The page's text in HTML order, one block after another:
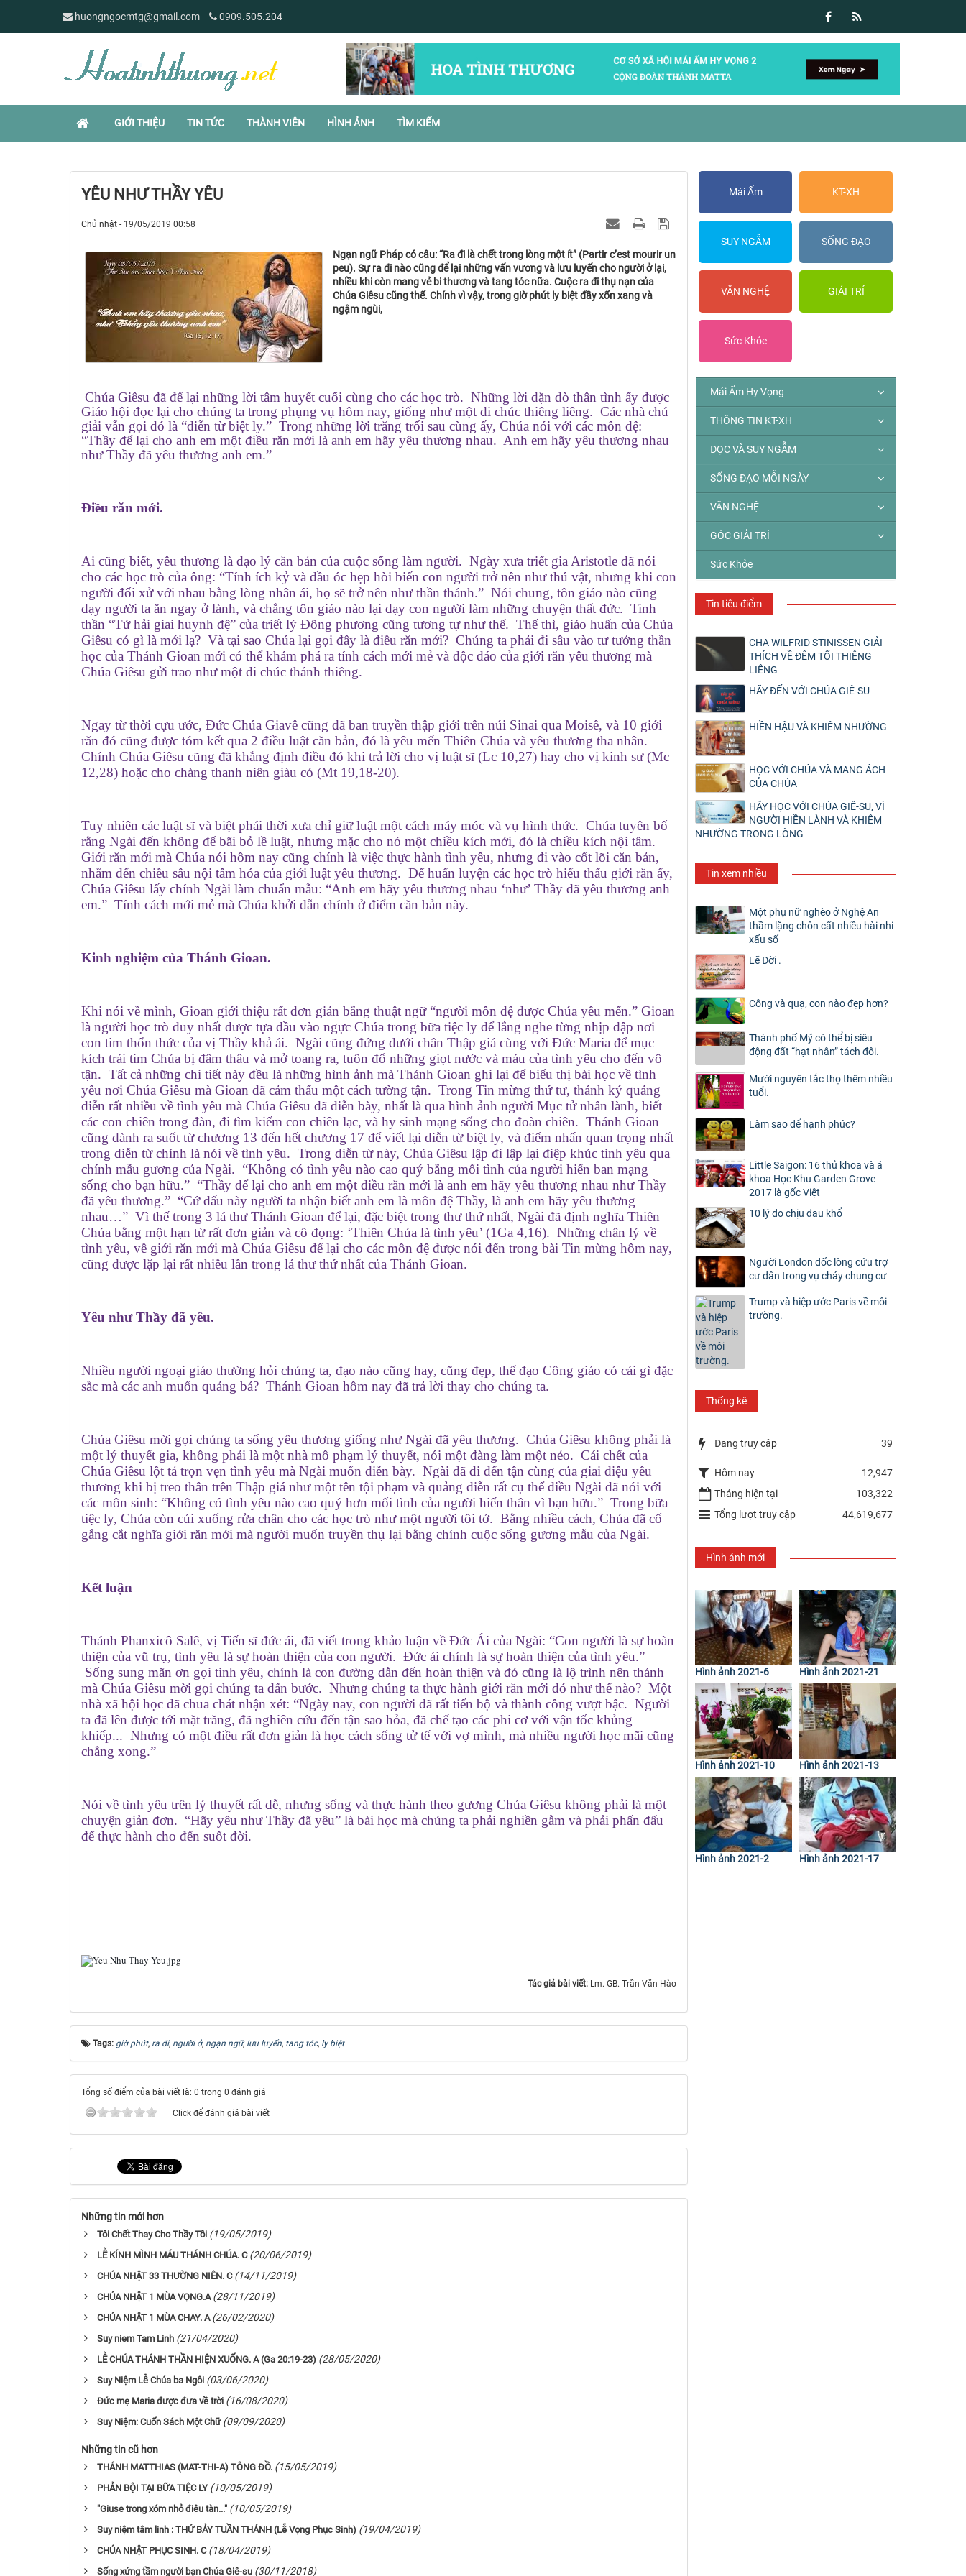
huongngocmtg@gmail.com 0909.505.204
GIỚI THIỆU TIN TỨC THÀNH VIÊN HÌNH ẢNH TÌM KIẾM
YÊU NHƯ THẦY YÊU
Chủ nhật - 19/05/2019 00:58
Ngạn ngữ Pháp có câu: “Ra đi là chết trong lòng một ít” (Partir c’est mourir un
peu). Sự ra đi nào cũng để lại những vấn vương và lưu luyến cho người ở lại,
nhiều khi còn mang vẻ bi thương và tang tóc nữa. Cuộc ra đi thụ nạn của
Chúa Giêsu cũng thế. Chính vì vậy, trong giờ phút ly biệt đầy xốn xang và
ngậm ngùi,
Chúa Giêsu đã để lại những lời tâm huyết cuối cùng cho các học trò. Những lời dặn dò thân tình ấy được
Giáo hội đọc lại cho chúng ta trong phụng vụ hôm nay, giống như một di chúc thiêng liêng. Các nhà chú
giải vẫn gọi đó là “diễn từ biệt ly.” Trong những lời trăng trối sau cùng ấy, Chúa nói với các môn đệ:
“Thầy để lại cho anh em một điều răn mới là anh em hãy yêu thương nhau. Anh em hãy yêu thương nhau
như Thầy đã yêu thương anh em.”
Điều răn mới.
Ai cũng biết, yêu thương là đạo lý căn bản của cuộc sống làm người. Ngày xưa triết gia Aristotle đã nói
cho các học trò của ông: “Tính ích kỷ và đầu óc hẹp hòi biến con người trở nên như thú vật, nhưng khi con
người đối xử với nhau bằng lòng nhân ái, họ sẽ trở nên như thần thánh.” Nói chung, tôn giáo nào cũng
dạy người ta ăn ngay ở lành, và chẳng tôn giáo nào lại dạy con người làm những chuyện thất đức. Tinh
thần “Tứ hải giai huynh đệ” của triết lý Đông phương cũng tương tự như thế. Thế thì, giáo huấn của Chúa
Giêsu có gì là mới lạ? Và tại sao Chúa lại gọi đây là điều răn mới? Chúng ta phải đi sâu vào tư tưởng thần
học của Thánh Gioan mới có thể khám phá ra tính cách mới mẻ và độc đáo của giới răn yêu thương mà
Chúa Giêsu gửi trao như một di chúc thánh thiêng.
Ngay từ thời cựu ước, Đức Chúa Giavê cũng đã ban truyền thập giới trên núi Sinai qua Moisê, và 10 giới
răn đó cũng được tóm kết qua 2 điều luật căn bản, đó là yêu mến Thiên Chúa và yêu thương tha nhân.
Chính Chúa Giêsu cũng đã khẳng định điều đó khi trả lời cho vị luật sĩ (Lc 10,27) hay cho vị kinh sư (Mc
12,28) hoặc cho chàng thanh niên giàu có (Mt 19,18-20).
Tuy nhiên các luật sĩ và biệt phái thời xưa chỉ giữ luật một cách máy móc và vụ hình thức. Chúa tuyên bố
rằng Ngài đến không để bãi bỏ lề luật, nhưng mặc cho nó một chiều kích mới, đó là chiều kích nội tâm.
Giới răn mới mà Chúa nói hôm nay cũng chính là việc thực hành tình yêu, nhưng đi vào cốt lõi căn bản,
nhắm đến chiều sâu nội tâm hóa của giới luật yêu thương. Để huấn luyện các học trò hiểu thấu giới răn ấy,
Chúa Giêsu lấy chính Ngài làm chuẩn mẫu: “Anh em hãy yêu thương nhau ‘như’ Thầy đã yêu thương anh
em.” Tính cách mới mẻ mà Chúa khởi dẫn chính ở điểm căn bản này.
Kinh nghiệm của Thánh Gioan.
Khi nói về mình, Gioan giới thiệu rất đơn giản bằng thuật ngữ “người môn đệ được Chúa yêu mến.” Gioan
là người học trò duy nhất được tựa đầu vào ngực Chúa trong bữa tiệc ly để lắng nghe từng nhịp đập nơi
con tim thổn thức của vị Thầy khả ái. Ngài cũng đứng dưới chân Thập giá cùng với Đức Maria để mục
kích trái tim Chúa bị đâm thâu và mở toang ra, tuôn đổ những giọt nước và máu của tình yêu cho đến vô
tận. Tất cả những chi tiết này đều là những hình ảnh mà Thánh Gioan ghi lại để biểu thị bài học về tình
yêu nơi Chúa Giêsu mà Gioan đã cảm thấu một cách tường tận. Trong Tin mừng thứ tư, thánh ký quảng
diễn rất nhiều về tình yêu mà Chúa Giêsu đã diễn bày, nhất là qua hình ảnh người Mục tử nhân lành, biết
các con chiên trong đàn, đi tìm kiếm con chiên lạc, và hy sinh mạng sống cho đoàn chiên. Thánh Gioan
cũng dành ra suốt từ chương 13 đến hết chương 17 để viết lại diễn từ biệt ly, và điểm nhấn quan trọng nhất
trong diễn từ chính là nói về tình yêu. Trong diễn từ này, Chúa Giêsu lập đi lập lại điệp khúc tình yêu qua
chính mẫu gương của Ngài. “Không có tình yêu nào cao quý bằng mối tình của người hiến ban mạng
sống cho bạn hữu.” “Thầy để lại cho anh em một điều răn mới là anh em hãy yêu thương nhau như Thầy
đã yêu thương.” “Cứ dấu này người ta nhận biết anh em là môn đệ Thầy, là anh em hãy yêu thương
nhau…” Vì thế trong 3 lá thư Thánh Gioan để lại, đặc biệt trong thư thứ nhất, Ngài đã định nghĩa Thiên
Chúa bằng một hạn từ rất đơn giản và cô đọng: ‘Thiên Chúa là tình yêu’ (1Ga 4,16). Những chân lý về
tình yêu, về giới răn mới mà Chúa Giêsu để lại cho các môn đệ được nói đến trong bài Tin mừng hôm nay,
cũng được lặp lại rất nhiều lần trong lá thư thứ nhất của Thánh Gioan.
Yêu như Thầy đã yêu.
Nhiều người ngoại giáo thường hỏi chúng ta, đạo nào cũng hay, cũng đẹp, thế đạo Công giáo có cái gì đặc
sắc mà các anh muốn quảng bá? Thánh Gioan hôm nay đã trả lời thay cho chúng ta.
Chúa Giêsu mời gọi chúng ta sống yêu thương giống như Ngài đã yêu thương. Chúa Giêsu không phải là
một lý thuyết gia, không phải là một nhà mô phạm lý thuyết, nói một đàng làm một nẻo. Cái chết của
Chúa Giêsu lột tả trọn vẹn tình yêu mà Ngài muốn diễn bày. Ngài đã đi đến tận cùng của giai điệu yêu
thương khi bị treo thân trên Thập giá như một tên tội phạm và quảng diễn rất cụ thể điều Ngài đã nói với
các môn sinh: “Không có tình yêu nào cao quý hơn mối tình của người hiến thân vì bạn hữu.” Trong bữa
tiệc ly, Chúa còn cúi xuống rửa chân cho các học trò như một người tôi tớ. Bằng nhiều cách, Chúa đã cố
gắng cắt nghĩa giới răn mới mà người muốn truyền thụ lại bằng chính cuộc sống gương mẫu của Ngài.
Kết luận
Thánh Phanxicô Salê, vị Tiến sĩ đức ái, đã viết trong khảo luận về Đức Ái của Ngài: “Con người là sự hoàn
thiện của vũ trụ, tình yêu là sự hoàn thiện của con người. Đức ái chính là sự hoàn thiện của tình yêu.”
Sống sung mãn ơn gọi tình yêu, chính là con đường dẫn đến hoàn thiện và đó cũng là lộ trình nên thánh
mà Chúa Giêsu mời gọi chúng ta dấn bước. Nhưng chúng ta thực hành giới răn mới đó như thế nào? Một
nhà xã hội học đã chua chát nhận xét: “Ngày nay, con người đã rất tiến bộ và thành công vượt bậc. Người
ta đã lên được tới mặt trăng, đã nghiên cứu đến tận sao hỏa, đã chế tạo các phi cơ với vận tốc khủng
khiếp... Nhưng có một điều rất đơn giản là học cách sống tử tế với vợ mình, mà nhiều người học mãi cũng
chẳng xong.”
Nói về tình yêu trên lý thuyết rất dễ, nhưng sống và thực hành theo gương Chúa Giêsu không phải là một
chuyện giản đơn. “Hãy yêu như Thầy đã yêu” là bài học mà chúng ta phải nghiền gẫm và phải phấn đấu
để thực hành cho đến suốt đời.
Tác giả bài viết: Lm. GB. Trần Văn Hào
Tags: giờ phút, ra đi, người ở, ngạn ngữ, lưu luyến, tang tóc, ly biệt
Tổng số điểm của bài viết là: 0 trong 0 đánh giá
Click để đánh giá bài viết
Những tin mới hơn
Tôi Chết Thay Cho Thầy Tôi (19/05/2019)
LỄ KÍNH MÌNH MÁU THÁNH CHÚA. C (20/06/2019)
CHÚA NHẬT 33 THƯỜNG NIÊN. C (14/11/2019)
CHÚA NHẬT 1 MÙA VỌNG.A (28/11/2019)
CHÚA NHẬT 1 MÙA CHAY. A (26/02/2020)
Suy niem Tam Linh (21/04/2020)
LỄ CHÚA THÁNH THẦN HIỆN XUỐNG. A (Ga 20:19-23) (28/05/2020)
Suy Niệm Lễ Chúa ba Ngôi (03/06/2020)
Đức mẹ Maria được đưa về trời (16/08/2020)
Suy Niệm: Cuốn Sách Một Chữ (09/09/2020)
Những tin cũ hơn
THÁNH MATTHIAS (MAT-THI-A) TÔNG ĐỒ. (15/05/2019)
PHẢN BỘI TẠI BỮA TIỆC LY (10/05/2019)
"Giuse trong xóm nhỏ điêu tàn..." (10/05/2019)
Suy niệm tâm linh : THỨ BẢY TUẦN THÁNH (Lễ Vọng Phục Sinh) (19/04/2019)
CHÚA NHẬT PHỤC SINH. C (18/04/2019)
Sống xứng tầm người bạn Chúa Giê-su (30/11/2018)
Mái Ấm KT-XH
SUY NGẪM SỐNG ĐẠO
VĂN NGHỆ GIẢI TRÍ
Sức Khỏe
Mái Ấm Hy Vọng
THÔNG TIN KT-XH
ĐỌC VÀ SUY NGẪM
SỐNG ĐẠO MỖI NGÀY
VĂN NGHỆ
GÓC GIẢI TRÍ
Sức Khỏe
Tin tiêu điểm
CHA WILFRID STINISSEN GIẢI
THÍCH VỀ ĐÊM TỐI THIÊNG
LIÊNG
HÃY ĐẾN VỚI CHÚA GIÊ-SU
HIỀN HẬU VÀ KHIÊM NHƯỜNG
HỌC VỚI CHÚA VÀ MANG ÁCH
CỦA CHÚA
HÃY HỌC VỚI CHÚA GIÊ-SU, VÌ
NGƯỜI HIỀN LÀNH VÀ KHIÊM
NHƯỜNG TRONG LÒNG
Tin xem nhiều
Một phụ nữ nghèo ở Nghệ An
thầm lặng chôn cất nhiều hài nhi
xấu số
Lẽ Đời .
Công và quạ, con nào đẹp hơn?
Thành phố Mỹ có thể bị siêu
động đất “hạt nhân” tách đôi.
Mười nguyên tắc thọ thêm nhiều
tuổi.
Làm sao để hạnh phúc?
Little Saigon: 16 thủ khoa và á
khoa Học Khu Garden Grove
2017 là gốc Việt
10 lý do chịu đau khổ
Người London dốc lòng cứu trợ
cư dân trong vụ cháy chung cư
Trump và hiệp ước Paris về môi
trường.
Thống kê
Đang truy cập 39
Hôm nay
12,947
Tháng hiện tại
103,322
Tổng lượt truy cập
44,619,677
Hình ảnh mới
Hình ảnh 2021-6 Hình ảnh 2021-21
Hình ảnh 2021-10 Hình ảnh 2021-13
Hình ảnh 2021-2 Hình ảnh 2021-17